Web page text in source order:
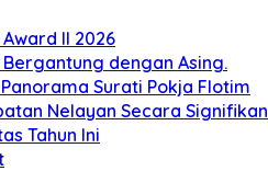
II 2026
dengan Asing.
Surati Pokja Flotim
Nelayan Secara Signifikan
Tahun Ini